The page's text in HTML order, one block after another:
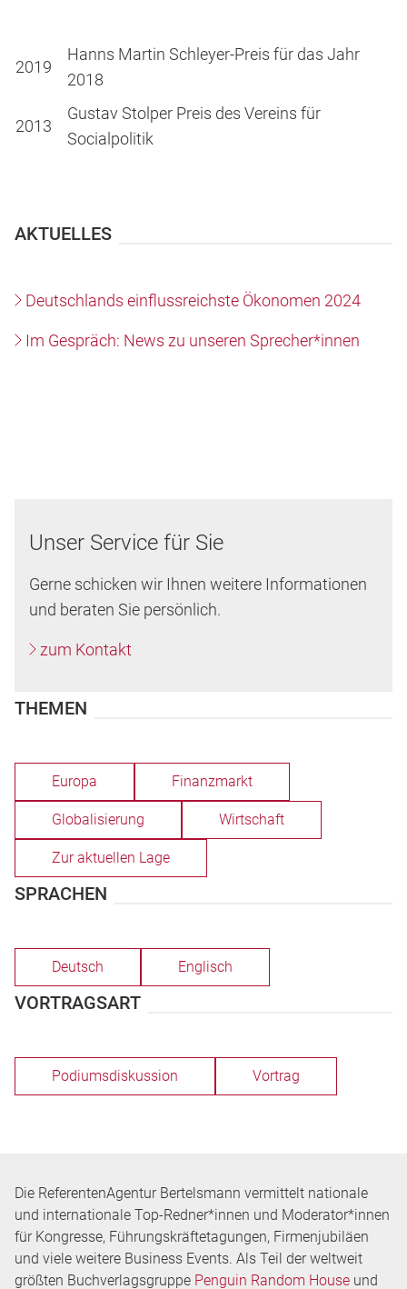
2019
Hanns Martin Schleyer-Preis für das Jahr
2018
2013
Gustav Stolper Preis des Vereins für
Socialpolitik
AKTUELLES
Deutschlands einflussreichste Ökonomen 2024
Im Gespräch: News zu unseren Sprecher*innen
Unser Service für Sie
Gerne schicken wir Ihnen weitere Informationen
und beraten Sie persönlich.
zum Kontakt
THEMEN
Europa Finanzmarkt
Globalisierung Wirtschaft
Zur aktuellen Lage
SPRACHEN
Deutsch Englisch
VORTRAGSART
Podiumsdiskussion Vortrag
Die ReferentenAgentur Bertelsmann vermittelt nationale
und internationale Top-Redner*innen und Moderator*innen
für Kongresse, Führungskräftetagungen, Firmenjubiläen
und viele weitere Business Events. Als Teil der weltweit
größten Buchverlagsgruppe Penguin Random House und